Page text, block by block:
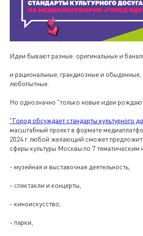
Идеи бывают разные: оригинальные и
и рациональные, грандиозные и обыденные,
любопытные.
Но однозначно "только новые идеи
"Город обсуждает стандарты культурного
масштабный проект в формате
2024 г. любой желающий сможет
сферы культуры Москвы по 7 тематическим
- музейная и выставочная деятельность,
- спектакли и концерты,
- киноискусство,
- парки,